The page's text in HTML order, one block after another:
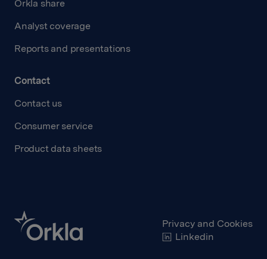
Orkla share
Analyst coverage
Reports and presentations
Contact
Contact us
Consumer service
Product data sheets
Privacy and Cookies
Linkedin